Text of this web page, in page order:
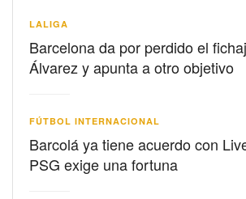
LALIGA
Barcelona da por perdido el
Álvarez y apunta a otro objetivo
FÚTBOL INTERNACIONAL
Barcolá ya tiene acuerdo con
PSG exige una fortuna